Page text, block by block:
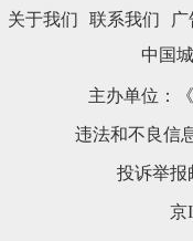
关于我们 联系我们
中国
主办单位：
违法和不良信
投诉举报
京